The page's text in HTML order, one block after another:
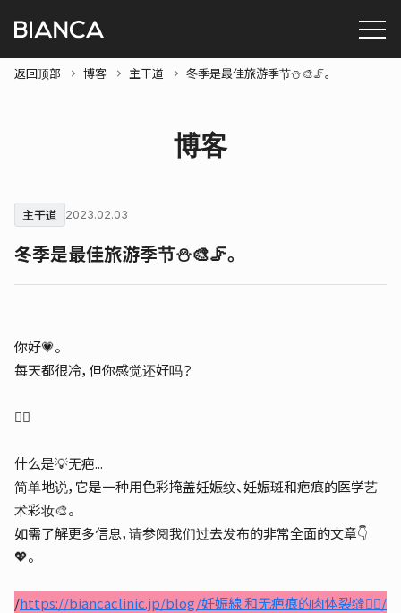
返回顶部 博客 主干道 冬季是最佳旅游季节⛄🎨🦵。
博客
主干道 2023.02.03
冬季是最佳旅游季节⛄🎨🦵。
你好💗。
每天都很冷，但你感觉还好吗？
🙋‍♀️
什么是💡无疤...
简单地说，它是一种用色彩掩盖妊娠纹、妊娠斑和疤痕的医学艺
术彩妆🎨。
如需了解更多信息，请参阅我们过去发布的非常全面的文章👇
💖。
/https://biancaclinic.jp/blog/妊娠線 和无疤痕的肉体裂缝🤸‍♀️/